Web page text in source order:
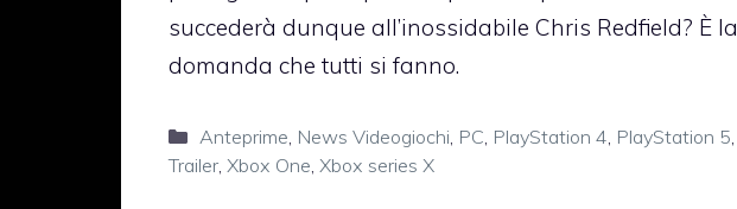
succederà dunque all’inossidabile Chris Redfield? È la
domanda che tutti si fanno.
Categorie
Anteprime, News Videogiochi, PC, PlayStation 4, PlayStation 5,
Trailer, Xbox One, Xbox series X